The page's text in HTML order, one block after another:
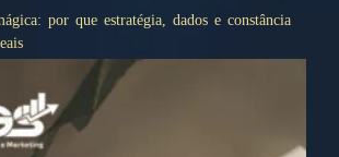
por que estratégia, dados e constância